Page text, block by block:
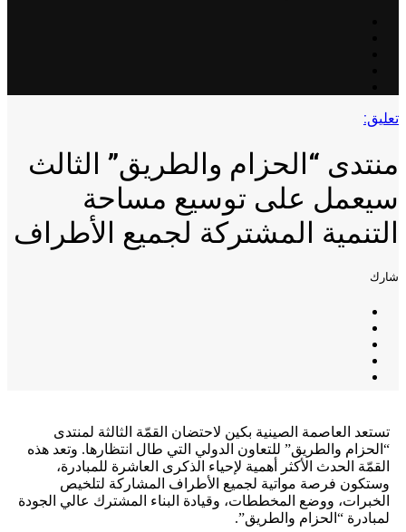
تعليق:
منتدى “الحزام والطريق” الثالث
سيعمل على توسيع مساحة
التنمية المشتركة لجميع الأطراف
شارك
تستعد العاصمة الصينية بكين لاحتضان القمّة الثالثة لمنتدى
“الحزام والطريق” للتعاون الدولي التي طال انتظارها. وتعد هذه
القمّة الحدث الأكثر أهمية لإحياء الذكرى العاشرة للمبادرة،
وستكون فرصة مواتية لجميع الأطراف المشاركة لتلخيص
الخبرات، ووضع المخططات، وقيادة البناء المشترك عالي الجودة
لمبادرة “الحزام والطريق”.